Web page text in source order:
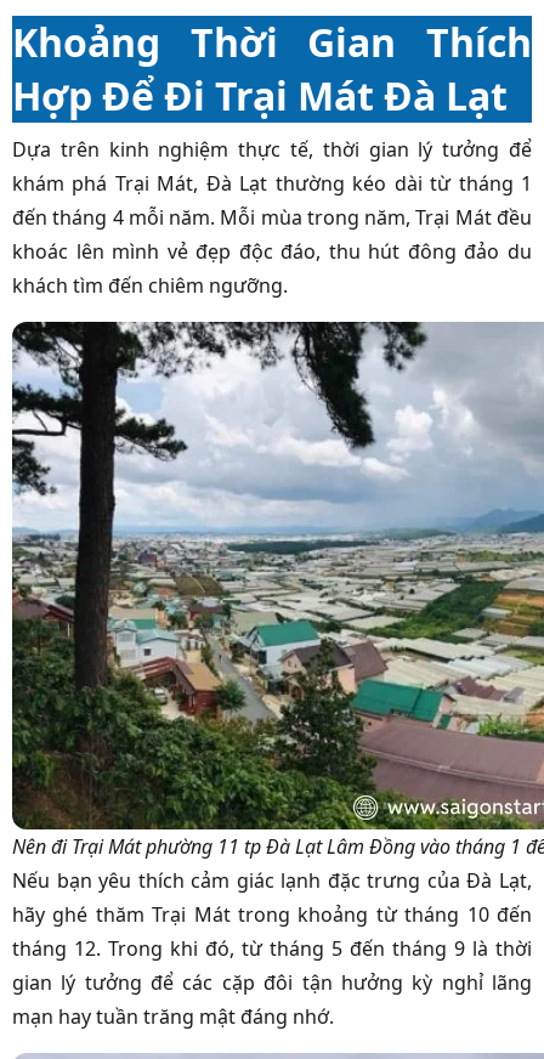
Khoảng Thời Gian Thích
Hợp Để Đi Trại Mát Đà Lạt
Dựa trên kinh nghiệm thực tế, thời gian lý tưởng để
khám phá Trại Mát, Đà Lạt thường kéo dài từ tháng 1
đến tháng 4 mỗi năm. Mỗi mùa trong năm, Trại Mát đều
khoác lên mình vẻ đẹp độc đáo, thu hút đông đảo du
khách tìm đến chiêm ngưỡng.
Nên đi Trại Mát phường 11 tp Đà Lạt Lâm Đồng vào tháng 1
Nếu bạn yêu thích cảm giác lạnh đặc trưng của Đà Lạt,
hãy ghé thăm Trại Mát trong khoảng từ tháng 10 đến
tháng 12. Trong khi đó, từ tháng 5 đến tháng 9 là thời
gian lý tưởng để các cặp đôi tận hưởng kỳ nghỉ lãng
mạn hay tuần trăng mật đáng nhớ.